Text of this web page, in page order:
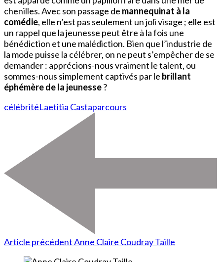
chenilles. Avec son passage de mannequinat à la
comédie, elle n’est pas seulement un joli visage ; elle est
un rappel que la jeunesse peut être à la fois une
bénédiction et une malédiction. Bien que l’industrie de
la mode puisse la célébrer, on ne peut s’empêcher de se
demander : apprécions-nous vraiment le talent, ou
sommes-nous simplement captivés par le brillant
éphémère de la jeunesse?
célébritéLaetitia Castaparcours
Article précédentAnne Claire Coudray Taille